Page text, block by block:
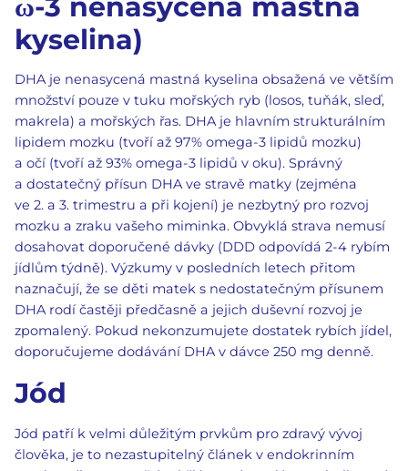
kyselina)
DHA je nenasycená mastná kyselina obsažená ve větším
množství pouze v tuku mořských ryb (losos, tuňák, sleď,
makrela) a mořských řas. DHA je hlavním strukturálním
lipidem mozku (tvoří až 97% omega-3 lipidů mozku)
a očí (tvoří až 93% omega-3 lipidů v oku). Správný
a dostatečný přísun DHA ve stravě matky (zejména
ve 2. a 3. trimestru a při kojení) je nezbytný pro rozvoj
mozku a zraku vašeho miminka. Obvyklá strava nemusí
dosahovat doporučené dávky (DDD odpovídá 2-4 rybím
jídlům týdně). Výzkumy v posledních letech přitom
naznačují, že se děti matek s nedostatečným přísunem
DHA rodí častěji předčasně a jejich duševní rozvoj je
zpomalený. Pokud nekonzumujete dostatek rybích jídel,
doporučujeme dodávání DHA v dávce 250 mg denně.
Jód
Jód patří k velmi důležitým prvkům pro zdravý vývoj
člověka, je to nezastupitelný článek v endokrinním